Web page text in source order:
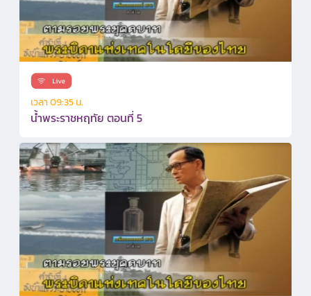
เวลา 09:35 น.
น้ำพระราชหฤทัย ตอนที่ 5